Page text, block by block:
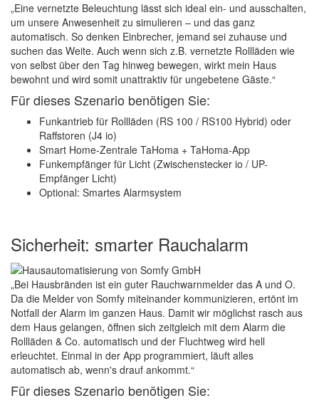
„Eine vernetzte Beleuchtung lässt sich ideal ein- und ausschalten,
um unsere Anwesenheit zu simulieren – und das ganz
automatisch. So denken Einbrecher, jemand sei zuhause und
suchen das Weite. Auch wenn sich z.B. vernetzte Rollläden wie
von selbst über den Tag hinweg bewegen, wirkt mein Haus
bewohnt und wird somit unattraktiv für ungebetene Gäste.“
Für dieses Szenario benötigen Sie:
Funkantrieb für Rollläden (RS 100 / RS100 Hybrid) oder
Raffstoren (J4 io)
Smart Home-Zentrale TaHoma + TaHoma-App
Funkempfänger für Licht (Zwischenstecker io / UP-
Empfänger Licht)
Optional: Smartes Alarmsystem
Sicherheit: smarter Rauchalarm
„Bei Hausbränden ist ein guter Rauchwarnmelder das A und O.
Da die Melder von Somfy miteinander kommunizieren, ertönt im
Notfall der Alarm im ganzen Haus. Damit wir möglichst rasch aus
dem Haus gelangen, öffnen sich zeitgleich mit dem Alarm die
Rollläden & Co. automatisch und der Fluchtweg wird hell
erleuchtet. Einmal in der App programmiert, läuft alles
automatisch ab, wenn's drauf ankommt.“
Für dieses Szenario benötigen Sie: